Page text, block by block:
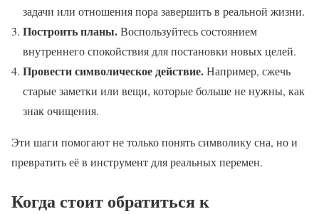
задачи или отношения пора завершить в реальной жизни.
Построить планы.Воспользуйтесь состоянием
внутреннего спокойствия для постановки новых целей.
Провести символическое действие.Например, сжечь
старые заметки или вещи, которые больше не нужны, как
знак очищения.
Эти шаги помогают не только понять символику сна, но и
превратить её в инструмент для реальных перемен.
Когда стоит обратиться к